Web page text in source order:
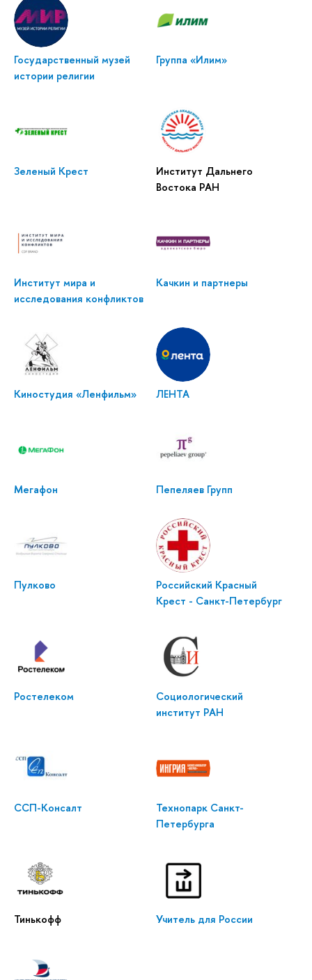
Государственный музей
истории религии
Группа «Илим»
Зеленый Крест
Институт Дальнего
Востока РАН
Институт мира и
исследования конфликтов
Качкин и партнеры
Киностудия «Ленфильм» ЛЕНТА
Мегафон Пепеляев Групп
Пулково
Российский Красный
Крест - Санкт-Петербург
Ростелеком
Социологический
институт РАН
ССП-Консалт
Технопарк Санкт-
Петербурга
Тинькофф Учитель для России